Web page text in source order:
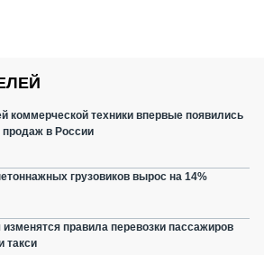
коммерческой техники впервые появились
продаж в России
грузовиков вырос на 14%
изменятся правила перевозки пассажиров
такси